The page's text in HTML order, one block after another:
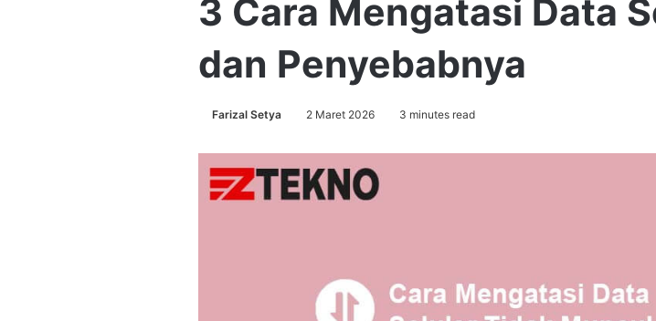
3 Cara Mengatasi Data
dan Penyebabnya
Farizal Setya 2 Maret 2026 3 minutes read